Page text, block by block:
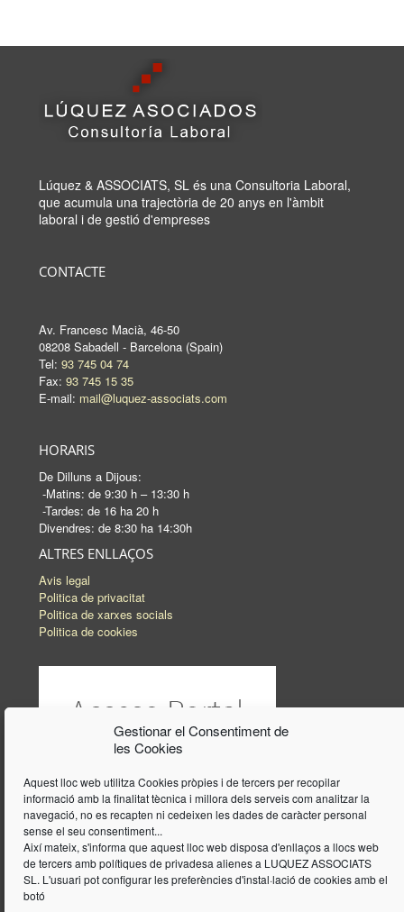
Gestionar el Consentiment de
les Cookies
Aquest lloc web utilitza Cookies pròpies i de tercers per recopilar
informació amb la finalitat tècnica i millora dels serveis com analitzar la
navegació, no es recapten ni cedeixen les dades de caràcter personal
sense el seu consentiment...
Així mateix, s'informa que aquest lloc web disposa d'enllaços a llocs web
de tercers amb polítiques de privadesa alienes a LUQUEZ ASSOCIATS
SL. L'usuari pot configurar les preferències d'instal·lació de cookies amb el
botó
Lúquez & ASSOCIATS, SL és una Consultoria Laboral,
que acumula una trajectòria de 20 anys en l'àmbit
laboral i de gestió d'empreses
CONTACTE
Av. Francesc Macià, 46-50
08208 Sabadell - Barcelona (Spain)
Tel: 93 745 04 74
Fax: 93 745 15 35
E-mail: mail@luquez-associats.com
HORARIS
De Dilluns a Dijous:
-Matins: de 9:30 h – 13:30 h
-Tardes: de 16 ha 20 h
Divendres: de 8:30 ha 14:30h
ALTRES ENLLAÇOS
Avis legal
Politica de privacitat
Politica de xarxes socials
Politica de cookies